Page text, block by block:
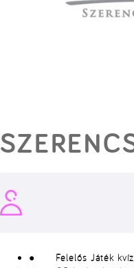
● Felelős Játék kvíz/